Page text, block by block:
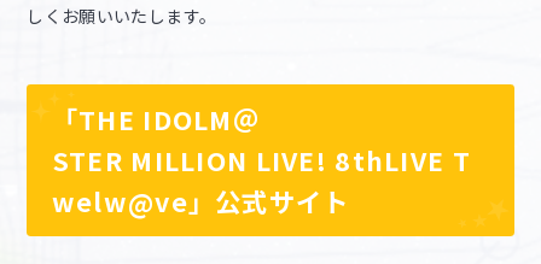
しくお願いいたします。
「THE IDOLM＠
STER MILLION LIVE! 8thLIVE T
welw@ve」公式サイト